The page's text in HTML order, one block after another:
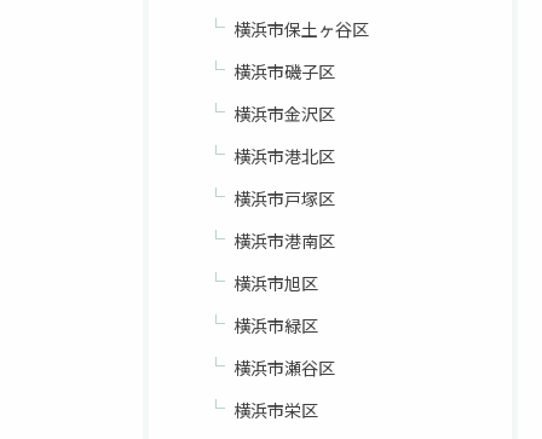
横浜市保土ヶ谷区
横浜市磯子区
横浜市金沢区
横浜市港北区
横浜市戸塚区
横浜市港南区
横浜市旭区
横浜市緑区
横浜市瀬谷区
横浜市栄区